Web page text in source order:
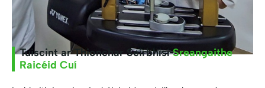
Tuiscint ar Thionchar SeirbhísíSreangaithe
Raicéid Cuí